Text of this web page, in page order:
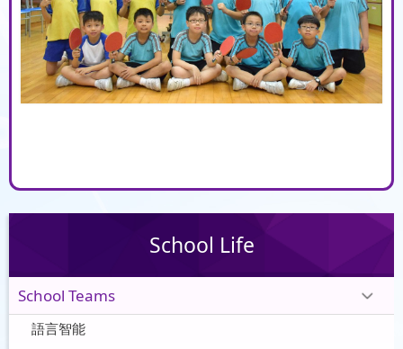
School Life
School Teams
語言智能